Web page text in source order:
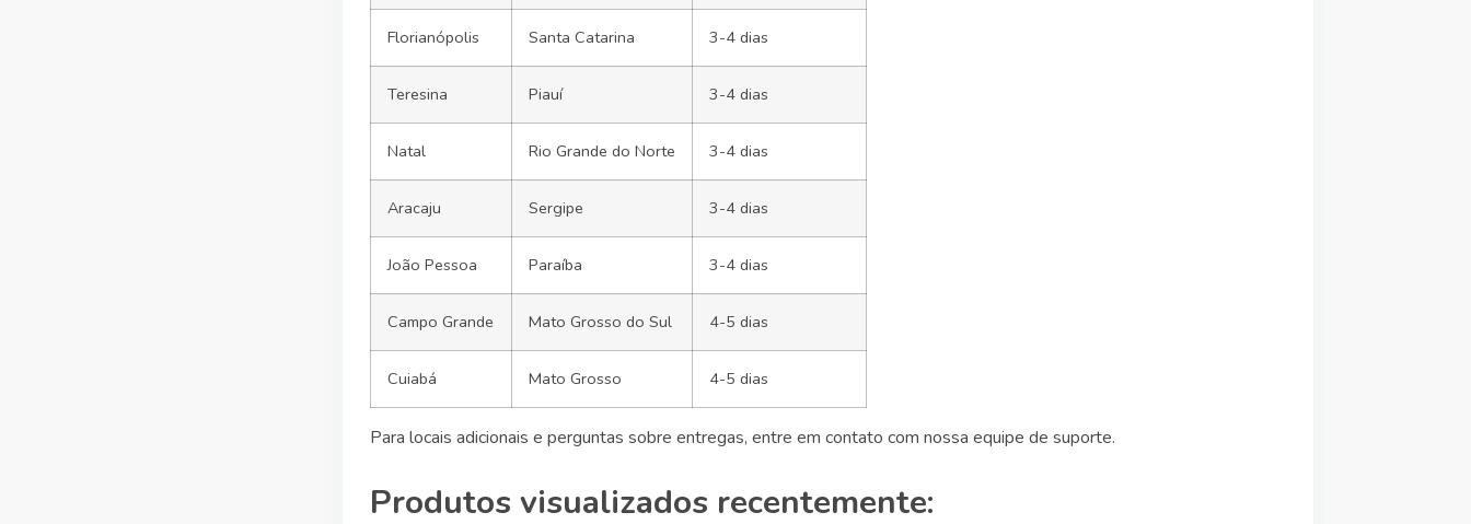
Florianópolis Santa Catarina 3-4 dias
Teresina Piauí 3-4 dias
Natal Rio Grande do Norte 3-4 dias
Aracaju Sergipe 3-4 dias
João Pessoa Paraíba 3-4 dias
Campo Grande Mato Grosso do Sul 4-5 dias
Cuiabá Mato Grosso 4-5 dias
Para locais adicionais e perguntas sobre entregas, entre em contato com nossa equipe de suporte.
Produtos visualizados recentemente: